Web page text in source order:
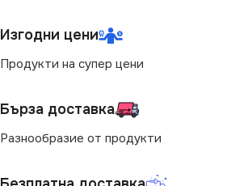
(K)
СВЕТЛИНЕН ПОТОК
(LM)
800
Изгодни цени
Продукти на супер цени
Бърза доставка
Разнообразие от продукти